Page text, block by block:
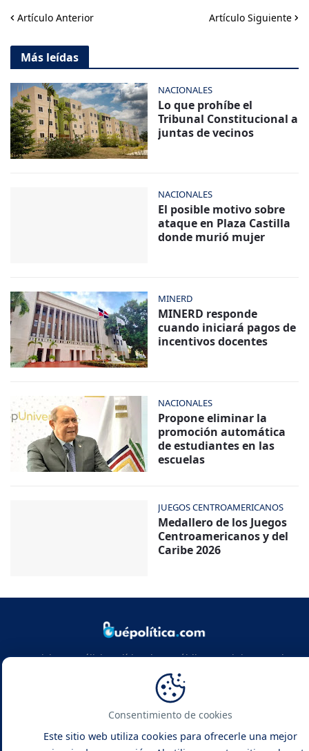
Artículo Anterior Artículo Siguiente
Más leídas
NACIONALES
Lo que prohíbe el
Tribunal Constitucional a
juntas de vecinos
NACIONALES
El posible motivo sobre
ataque en Plaza Castilla
donde murió mujer
MINERD
MINERD responde
cuando iniciará pagos de
incentivos docentes
NACIONALES
Propone eliminar la
promoción automática
de estudiantes en las
escuelas
JUEGOS CENTROAMERICANOS
Medallero de los Juegos
Centroamericanos y del
Caribe 2026
Noticias y análisis político de República Dominicana y el
mundo. Infórmate con rigor, actualidad y las claves de la
política global.
Consentimiento de cookies
Este sitio web utiliza cookies para ofrecerle una mejor